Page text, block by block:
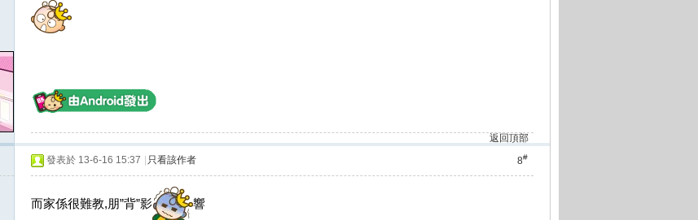
返回頂部
8#
發表於 13-6-16 15:37 只看該作者
而家係很難教,朋”背”影 響